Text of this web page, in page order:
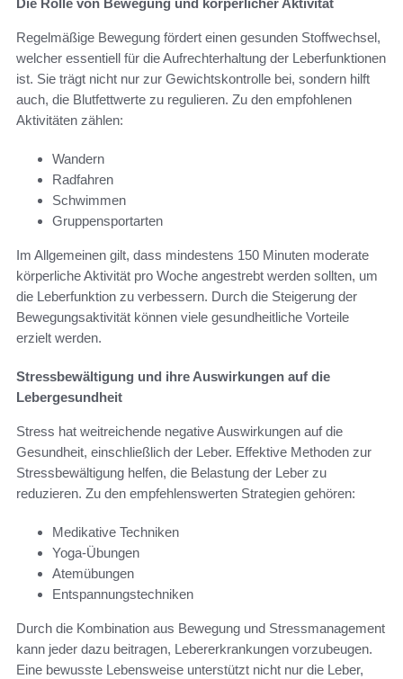
Die Rolle von Bewegung und körperlicher Aktivität
Regelmäßige Bewegung fördert einen gesunden Stoffwechsel,
welcher essentiell für die Aufrechterhaltung der Leberfunktionen
ist. Sie trägt nicht nur zur Gewichtskontrolle bei, sondern hilft
auch, die Blutfettwerte zu regulieren. Zu den empfohlenen
Aktivitäten zählen:
Wandern
Radfahren
Schwimmen
Gruppensportarten
Im Allgemeinen gilt, dass mindestens 150 Minuten moderate
körperliche Aktivität pro Woche angestrebt werden sollten, um
die Leberfunktion zu verbessern. Durch die Steigerung der
Bewegungsaktivität können viele gesundheitliche Vorteile
erzielt werden.
Stressbewältigung und ihre Auswirkungen auf die
Lebergesundheit
Stress hat weitreichende negative Auswirkungen auf die
Gesundheit, einschließlich der Leber. Effektive Methoden zur
Stressbewältigung helfen, die Belastung der Leber zu
reduzieren. Zu den empfehlenswerten Strategien gehören:
Medikative Techniken
Yoga-Übungen
Atemübungen
Entspannungstechniken
Durch die Kombination aus Bewegung und Stressmanagement
kann jeder dazu beitragen, Lebererkrankungen vorzubeugen.
Eine bewusste Lebensweise unterstützt nicht nur die Leber,